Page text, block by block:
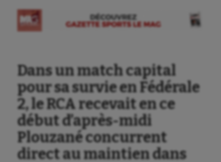
Dans un match capital
pour sa survie en Fédérale
2, le RCA recevait en ce
début d’après-midi
Plouzané concurrent
direct au maintien dans